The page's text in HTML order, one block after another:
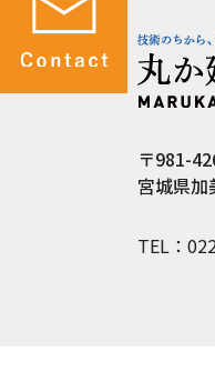
〒981-
宮城県
TEL：